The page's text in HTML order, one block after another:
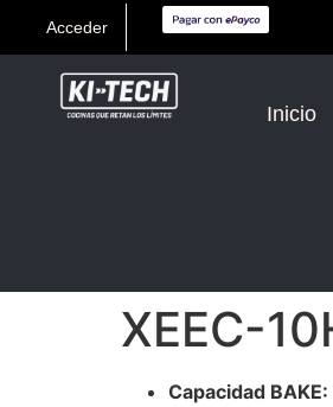
Acceder
Inicio
XEEC-
Capacidad BAKE: